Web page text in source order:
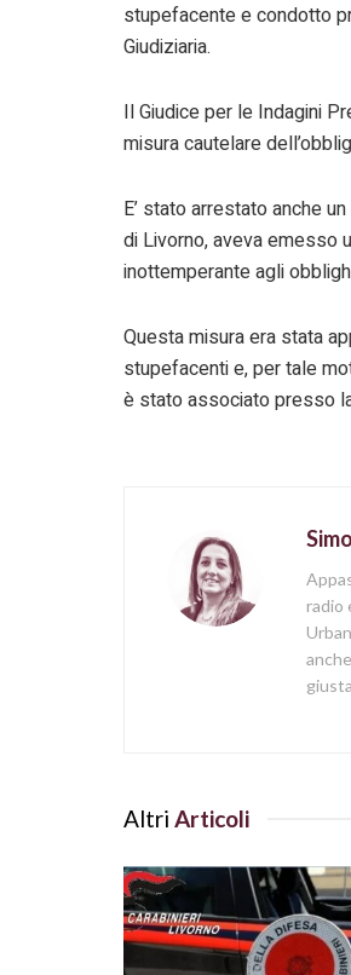
stupefacente e condotto
Giudiziaria.
Il Giudice per le Indagini
misura cautelare
E’ stato arrestato anche
di Livorno, aveva emesso
inottemperante agli
Questa misura era stata
stupefacenti e, per tale
è stato associato presso
radio
Altri Articoli